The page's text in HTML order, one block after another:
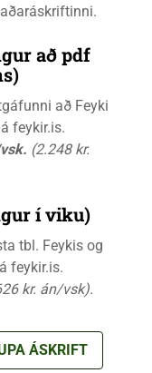
að pdf
að Feyki
feykir.is.
(2.248 kr.
í viku)
tbl. Feykis og
feykir.is.
kr. án/vsk).
ÁSKRIFT